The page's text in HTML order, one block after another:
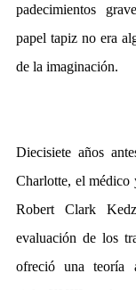
padecimientos
papel tapiz no era
de la imaginación.
Diecisiete años
Charlotte, el
Robert Clark
evaluación de los
ofreció una teoría